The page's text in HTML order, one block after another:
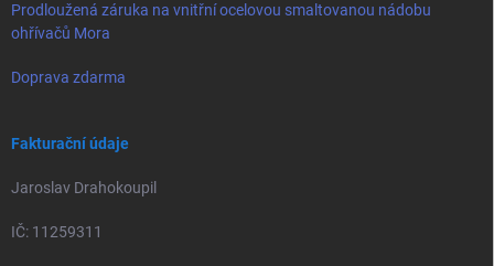
Prodloužená záruka na vnitřní ocelovou smaltovanou nádobu
ohřívačů Mora
Doprava zdarma
Fakturační údaje
Jaroslav Drahokoupil
IČ: 11259311